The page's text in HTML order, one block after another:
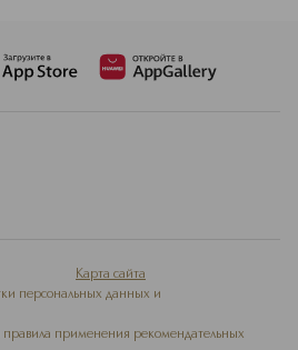
Карта сайта
персональных данных и
правила применения рекомендательных